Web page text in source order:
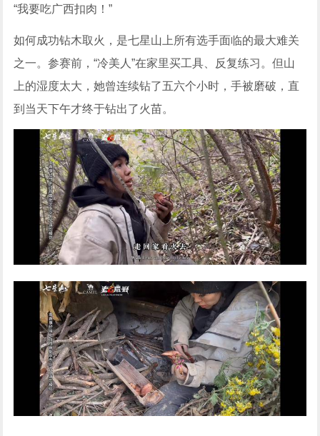
“我要吃广西扣肉！”
如何成功钻木取火，是七星山上所有选手面临的最大难关
之一。参赛前，“冷美人”在家里买工具、反复练习。但山
上的湿度太大，她曾连续钻了五六个小时，手被磨破，直
到当天下午才终于钻出了火苗。